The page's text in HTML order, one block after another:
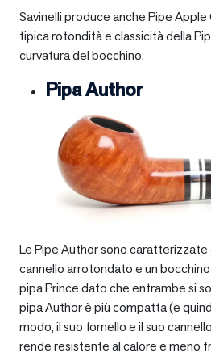
Savinelli produce anche Pipe
tipica rotondità e classicità della
curvatura del bocchino.
Pipa Author
Le Pipe Author sono caratterizzate
cannello arrotondato e un
pipa Prince dato che entrambe si
pipa Author è più compatta (e
modo, il suo fornello e il suo
rende resistente al calore e meno